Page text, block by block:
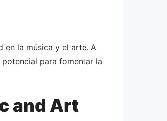
en la música y el arte. A
para fomentar la
and Art